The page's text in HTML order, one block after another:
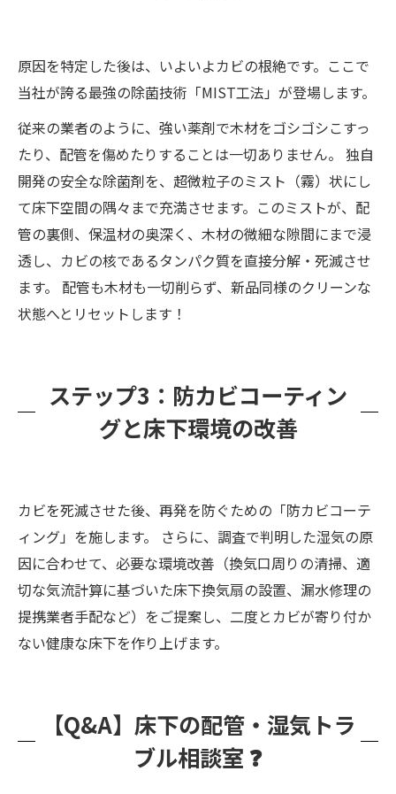
原因を特定した後は、いよいよカビの根絶です。ここで
当社が誇る最強の除菌技術「MIST工法」が登場します。
従来の業者のように、強い薬剤で木材をゴシゴシこすっ
たり、配管を傷めたりすることは一切ありません。 独自
開発の安全な除菌剤を、超微粒子のミスト（霧）状にし
て床下空間の隅々まで充満させます。このミストが、配
管の裏側、保温材の奥深く、木材の微細な隙間にまで浸
透し、カビの核であるタンパク質を直接分解・死滅させ
ます。 配管も木材も一切削らず、新品同様のクリーンな
状態へとリセットします！
ステップ3：防カビコーティン
グと床下環境の改善
カビを死滅させた後、再発を防ぐための「防カビコーテ
ィング」を施します。 さらに、調査で判明した湿気の原
因に合わせて、必要な環境改善（換気口周りの清掃、適
切な気流計算に基づいた床下換気扇の設置、漏水修理の
提携業者手配など）をご提案し、二度とカビが寄り付か
ない健康な床下を作り上げます。
【Q&A】床下の配管・湿気トラ
ブル相談室 ❓